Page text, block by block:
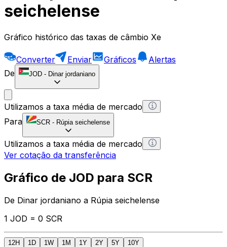
seichelense
Gráfico histórico das taxas de câmbio Xe
Converter Enviar Gráficos
Alertas
De
JOD - Dinar jordaniano
Utilizamos a taxa média de mercado
Para
SCR - Rúpia seichelense
Utilizamos a taxa média de mercado
Ver cotação da transferência
Gráfico de JOD para SCR
De Dinar jordaniano a Rúpia seichelense
1 JOD = 0 SCR
12H 1D 1W 1M 1Y 2Y 5Y 10Y